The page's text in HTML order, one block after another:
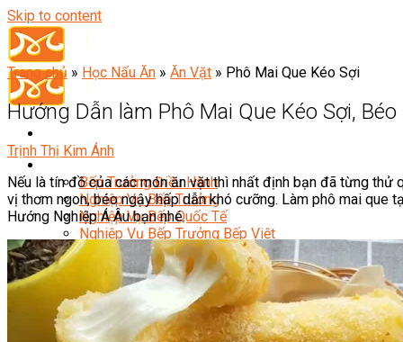
Skip to content
Bếp Trưởng Điều Hành
Nghiệp Vụ Bếp Trưởng
Nghiệp Vụ Bếp Quốc Tế
Nghiệp Vụ Bếp Trưởng Bếp Việt
Nghiệp Vụ Bếp Trưởng Bếp Âu
Nghiệp Vụ Bếp Trưởng Bếp Á
Nghiệp Vụ Bếp Trưởng Bếp Nhật
Nghiệp Vụ Bếp Trưởng Bếp Hoa
Nghiệp Vụ Bếp Hàn
Nghiệp Vụ Bếp Thái
Trang chủ » Học Nấu Ăn » Ăn Vặt » Phô Mai Que Kéo Sợi
Hướng Dẫn làm Phô Mai Que Kéo Sợi,
Trịnh Thị Kim Ánh
Nếu là tín đồ của các món ăn vặt thì nhất định bạn đã từng
vị thơm ngon, béo ngậy hấp dẫn khó cưỡng. Làm phô mai que
Hướng Nghiệp Á Âu bạn nhé.